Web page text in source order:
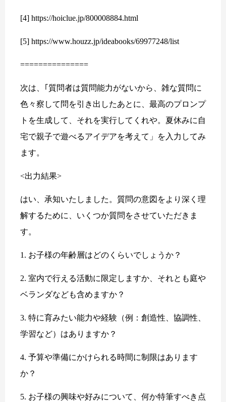
[4] https://hoiclue.jp/800008884.html
[5] https://www.houzz.jp/ideabooks/69977248/list
===============
次は、｢質問者は質問能力がないから、雑な質問に
色々察して問を引き出したあとに、最高のプロンプ
トを生成して、それを実行してくれや。夏休みに自
宅で親子で遊べるアイデアを考えて」を入力してみ
ます。
<出力結果>
はい、承知いたしました。質問の意図をより深く理
解するために、いくつか質問をさせていただきま
す。
1. お子様の年齢層はどのくらいでしょうか？
2. 室内で行える活動に限定しますか、それとも庭や
ベランダなども含めますか？
3. 特に育みたい能力や経験（例：創造性、協調性、
学習など）はありますか？
4. 予算や準備にかけられる時間に制限はあります
か？
5. お子様の興味や好みについて、何か特筆すべき点